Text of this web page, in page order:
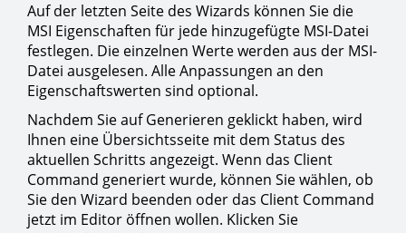
Auf der letzten Seite des Wizards können Sie die
MSI Eigenschaften für jede hinzugefügte MSI-Datei
festlegen. Die einzelnen Werte werden aus der MSI-
Datei ausgelesen. Alle Anpassungen an den
Eigenschaftswerten sind optional.
Nachdem Sie auf Generieren geklickt haben, wird
Ihnen eine Übersichtsseite mit dem Status des
aktuellen Schritts angezeigt. Wenn das Client
Command generiert wurde, können Sie wählen, ob
Sie den Wizard beenden oder das Client Command
jetzt im Editor öffnen wollen. Klicken Sie